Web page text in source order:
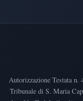
Autorizzazione Testata n.
Tribunale di S. Maria